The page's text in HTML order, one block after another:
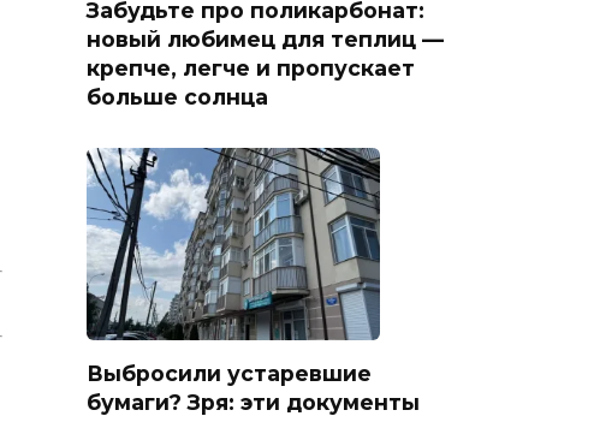
Забудьте про поликарбонат:
новый любимец для теплиц —
крепче, легче и пропускает
больше солнца
Выбросили устаревшие
бумаги? Зря: эти документы